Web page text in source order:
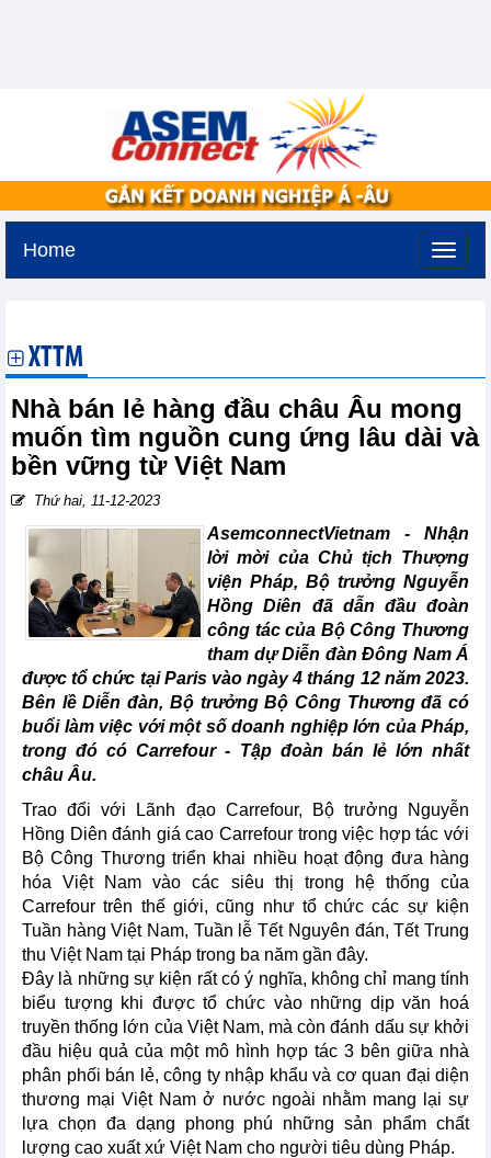
Home
XTTM
Nhà bán lẻ hàng đầu châu Âu mong
muốn tìm nguồn cung ứng lâu dài và
bền vững từ Việt Nam
Thứ hai, 11-12-2023
AsemconnectVietnam - Nhận
lời mời của Chủ tịch Thượng
viện Pháp, Bộ trưởng Nguyễn
Hồng Diên đã dẫn đầu đoàn
công tác của Bộ Công Thương
tham dự Diễn đàn Đông Nam Á
được tổ chức tại Paris vào ngày 4 tháng 12 năm 2023.
Bên lề Diễn đàn, Bộ trưởng Bộ Công Thương đã có
buổi làm việc với một số doanh nghiệp lớn của Pháp,
trong đó có Carrefour - Tập đoàn bán lẻ lớn nhất
châu Âu.
Trao đổi với Lãnh đạo Carrefour, Bộ trưởng Nguyễn
Hồng Diên đánh giá cao Carrefour trong việc hợp tác với
Bộ Công Thương triển khai nhiều hoạt động đưa hàng
hóa Việt Nam vào các siêu thị trong hệ thống của
Carrefour trên thế giới, cũng như tổ chức các sự kiện
Tuần hàng Việt Nam, Tuần lễ Tết Nguyên đán, Tết Trung
thu Việt Nam tại Pháp trong ba năm gần đây.
Đây là những sự kiện rất có ý nghĩa, không chỉ mang tính
biểu tượng khi được tổ chức vào những dịp văn hoá
truyền thống lớn của Việt Nam, mà còn đánh dấu sự khởi
đầu hiệu quả của một mô hình hợp tác 3 bên giữa nhà
phân phối bán lẻ, công ty nhập khẩu và cơ quan đại diện
thương mại Việt Nam ở nước ngoài nhằm mang lại sự
lựa chọn đa dạng phong phú những sản phẩm chất
lượng cao xuất xứ Việt Nam cho người tiêu dùng Pháp.